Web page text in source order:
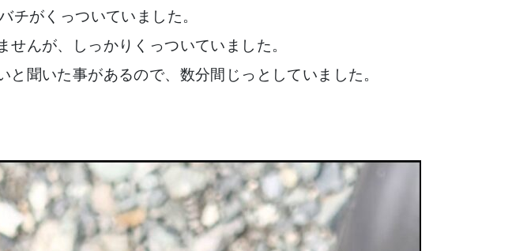
チがくっついていました。
せんが、しっかりくっついていました。
と聞いた事があるので、数分間じっとしていました。